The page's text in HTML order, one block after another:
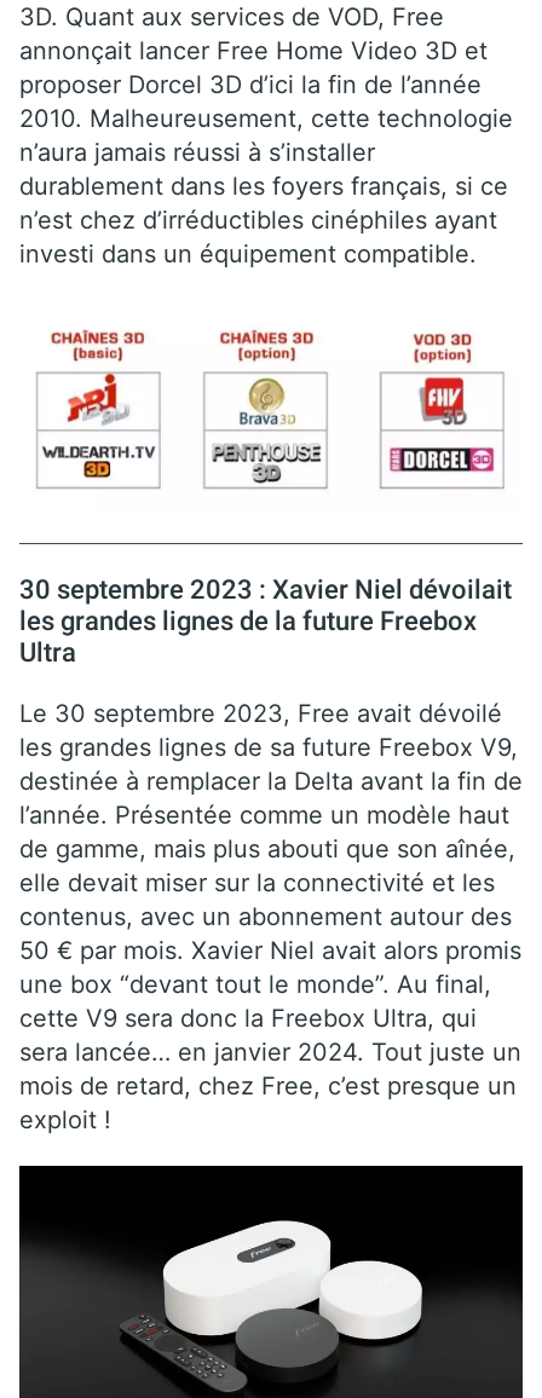
3D. Quant aux services de VOD, Free
annonçait lancer Free Home Video 3D et
proposer Dorcel 3D d’ici la fin de l’année
2010. Malheureusement, cette technologie
n’aura jamais réussi à s’installer
durablement dans les foyers français, si ce
n’est chez d’irréductibles cinéphiles ayant
investi dans un équipement compatible.
30 septembre 2023 : Xavier Niel dévoilait
les grandes lignes de la future Freebox
Ultra
Le 30 septembre 2023, Free avait dévoilé
les grandes lignes de sa future Freebox V9,
destinée à remplacer la Delta avant la fin de
l’année. Présentée comme un modèle haut
de gamme, mais plus abouti que son aînée,
elle devait miser sur la connectivité et les
contenus, avec un abonnement autour des
50 € par mois. Xavier Niel avait alors promis
une box “devant tout le monde”. Au final,
cette V9 sera donc la Freebox Ultra, qui
sera lancée… en janvier 2024. Tout juste un
mois de retard, chez Free, c’est presque un
exploit !